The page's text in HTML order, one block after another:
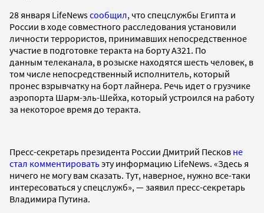
28 января LifeNewsсообщил, что спецслужбы Египта и
России в ходе совместного расследования установили
личности террористов, принимавших непосредственное
участие в подготовке теракта на борту А321. По
данным телеканала, в розыске находятся шесть человек, в
том числе непосредственный исполнитель, который
пронес взрывчатку на борт лайнера. Речь идет о грузчике
аэропорта Шарм-эль-Шейха, который устроился на работу
за некоторое время до теракта.
Пресс-секретарь президента России Дмитрий Песков не
стал комментироватьэту информацию LifeNews. «Здесь я
ничего не могу вам сказать. Тут, наверное, нужно все-таки
интересоваться у спецслужб», — заявил пресс-секретарь
Владимира Путина.